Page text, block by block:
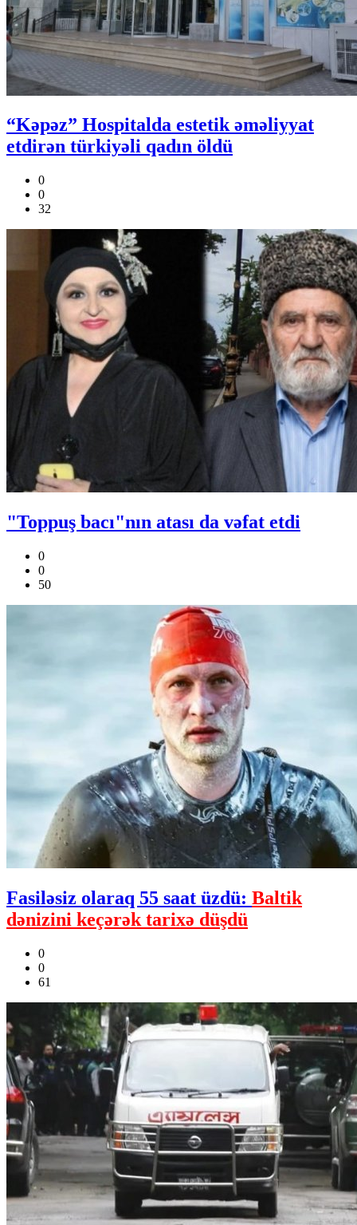
“Kəpəz” Hospitalda estetik əməliyyat
etdirən türkiyəli qadın öldü
0
0
32
"Toppuş bacı"nın atası da vəfat etdi
0
0
50
Fasiləsiz olaraq 55 saat üzdü: Baltik
dənizini keçərək tarixə düşdü
0
0
61